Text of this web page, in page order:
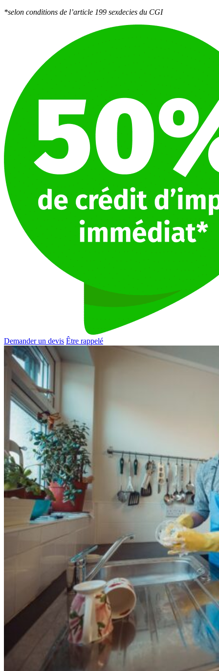
*selon conditions de l’article 199 sexdecies du CGI
Demander un devis Être rappelé